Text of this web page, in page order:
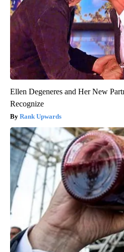
Ellen Degeneres and Her New
Recognize
Rank Upwards